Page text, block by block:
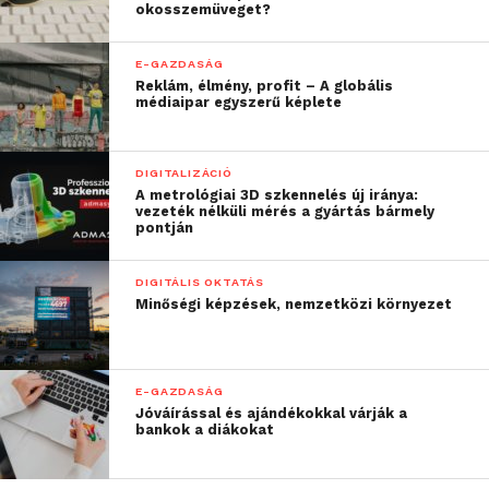
okosszemüveget?
E-GAZDASÁG
Reklám, élmény, profit – A globális
médiaipar egyszerű képlete
DIGITALIZÁCIÓ
A metrológiai 3D szkennelés új iránya:
vezeték nélküli mérés a gyártás bármely
pontján
DIGITÁLIS OKTATÁS
Minőségi képzések, nemzetközi környezet
E-GAZDASÁG
Jóváírással és ajándékokkal várják a
bankok a diákokat